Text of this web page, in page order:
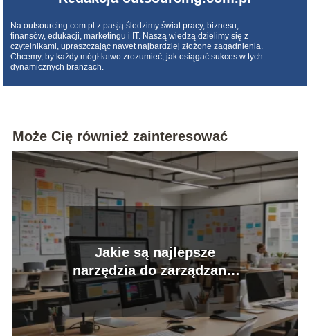
Na outsourcing.com.pl z pasją śledzimy świat pracy, biznesu,
finansów, edukacji, marketingu i IT. Naszą wiedzą dzielimy się z
czytelnikami, upraszczając nawet najbardziej złożone zagadnienia.
Chcemy, by każdy mógł łatwo zrozumieć, jak osiągać sukces w tych
dynamicznych branżach.
Może Cię również zainteresować
Jakie są najlepsze
narzędzia do zarządzania
projektami IT?